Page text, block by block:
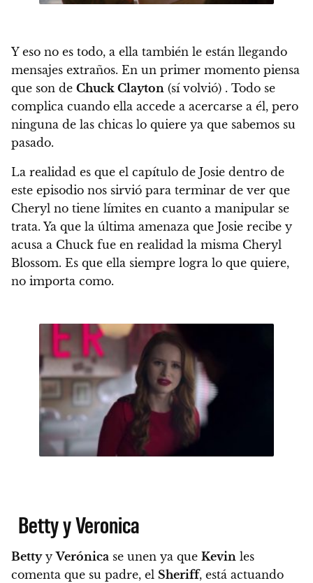
Y eso no es todo, a ella también le están llegando
mensajes extraños. En un primer momento piensa
que son de Chuck Clayton (sí volvió) . Todo se
complica cuando ella accede a acercarse a él, pero
ninguna de las chicas lo quiere ya que sabemos su
pasado.
La realidad es que el capítulo de Josie dentro de
este episodio nos sirvió para terminar de ver que
Cheryl no tiene límites en cuanto a manipular se
trata. Ya que la última amenaza que Josie recibe y
acusa a Chuck fue en realidad la misma Cheryl
Blossom. Es que ella siempre logra lo que quiere,
no importa como.
Betty y Veronica
BettyyVerónica se unen ya que Kevin les
comenta que su padre, el Sheriff, está actuando